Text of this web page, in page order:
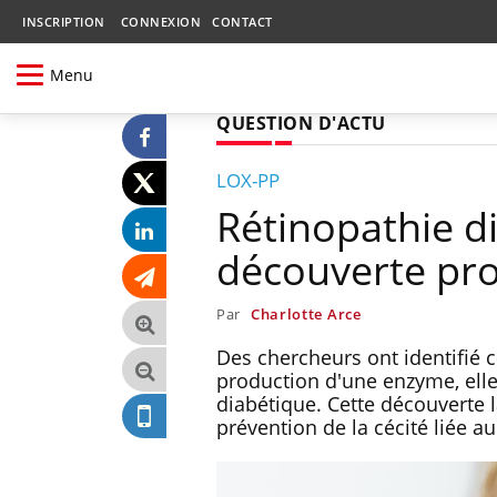
INSCRIPTION CONNEXION CONTACT
Menu
QUESTION D'ACTU
LOX-PP
Rétinopathie
découverte
Par Charlotte Arce
Des chercheurs ont identifié
production d'une enzyme,
diabétique. Cette
prévention de la cécité liée